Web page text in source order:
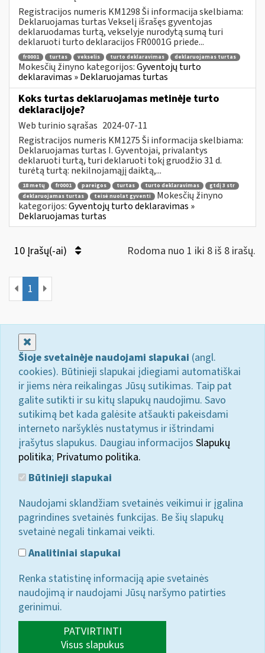
Registracijos numeris KM1298 Ši informacija skelbiama:
Deklaruojamas turtas Vekselį išrašęs gyventojas
deklaruodamas turtą, vekselyje nurodytą sumą turi
deklaruoti turto deklaracijos FR0001G priede...
fr0001 turtas vekselis turto deklaravimas deklaruojamas turtas
Mokesčių žinyno kategorijos:Gyventojų turto
deklaravimas » Deklaruojamas turtas
Koks turtas deklaruojamas metinėje turto
deklaracijoje?
Web turinio sąrašas 2024-07-11
Registracijos numeris KM1275 Ši informacija skelbiama:
Deklaruojamas turtas I. Gyventojai, privalantys
deklaruoti turtą, turi deklaruoti tokį gruodžio 31 d.
turėtą turtą: nekilnojamąjį daiktą,...
18 metų fr0001 pareigos turtas turto deklaravimas
gtdį 3 str
deklaruojamas turtas
teisė nuolat gyventi
Mokesčių žinyno
kategorijos:Gyventojų turto deklaravimas »
Deklaruojamas turtas
10 Įrašų(-ai) Rodoma nuo 1 iki 8 iš 8 irašų.
1
Šioje svetainėje naudojami slapukai (angl.
cookies). Būtinieji slapukai įdiegiami automatiškai
ir jiems nėra reikalingas Jūsų sutikimas. Taip pat
galite sutikti ir su kitų slapukų naudojimu. Savo
sutikimą bet kada galėsite atšaukti pakeisdami
interneto naršyklės nustatymus ir ištrindami
įrašytus slapukus. Daugiau informacijos Slapukų
politika; Privatumo politika.
Būtinieji slapukai
Naudojami sklandžiam svetainės veikimui ir įgalina
pagrindines svetainės funkcijas. Be šių slapukų
svetainė negali tinkamai veikti.
Analitiniai slapukai
Renka statistinę informaciją apie svetainės
naudojimą ir naudojami Jūsų naršymo patirties
gerinimui.
PATVIRTINTI
Visus slapukus